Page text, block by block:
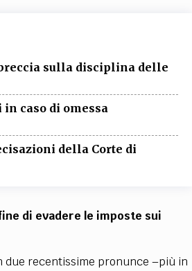
sulla disciplina delle
caso di omessa
della Corte di
di evadere le imposte sui
due recentissime pronunce –più in